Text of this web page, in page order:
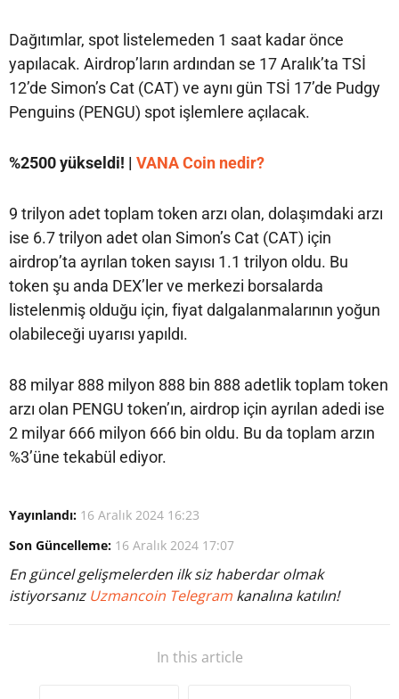
Dağıtımlar, spot listelemeden 1 saat kadar önce
yapılacak. Airdrop’ların ardından se 17 Aralık’ta TSİ
12’de Simon’s Cat (CAT) ve aynı gün TSİ 17’de Pudgy
Penguins (PENGU) spot işlemlere açılacak.
%2500 yükseldi! | VANA Coin nedir?
9 trilyon adet toplam token arzı olan, dolaşımdaki arzı
ise 6.7 trilyon adet olan Simon’s Cat (CAT) için
airdrop’ta ayrılan token sayısı 1.1 trilyon oldu. Bu
token şu anda DEX’ler ve merkezi borsalarda
listelenmiş olduğu için, fiyat dalgalanmalarının yoğun
olabileceği uyarısı yapıldı.
88 milyar 888 milyon 888 bin 888 adetlik toplam token
arzı olan PENGU token’ın, airdrop için ayrılan adedi ise
2 milyar 666 milyon 666 bin oldu. Bu da toplam arzın
%3’üne tekabül ediyor.
Yayınlandı: 16 Aralık 2024 16:23
Son Güncelleme: 16 Aralık 2024 17:07
En güncel gelişmelerden ilk siz haberdar olmak
istiyorsanız Uzmancoin Telegram kanalına katılın!
In this article